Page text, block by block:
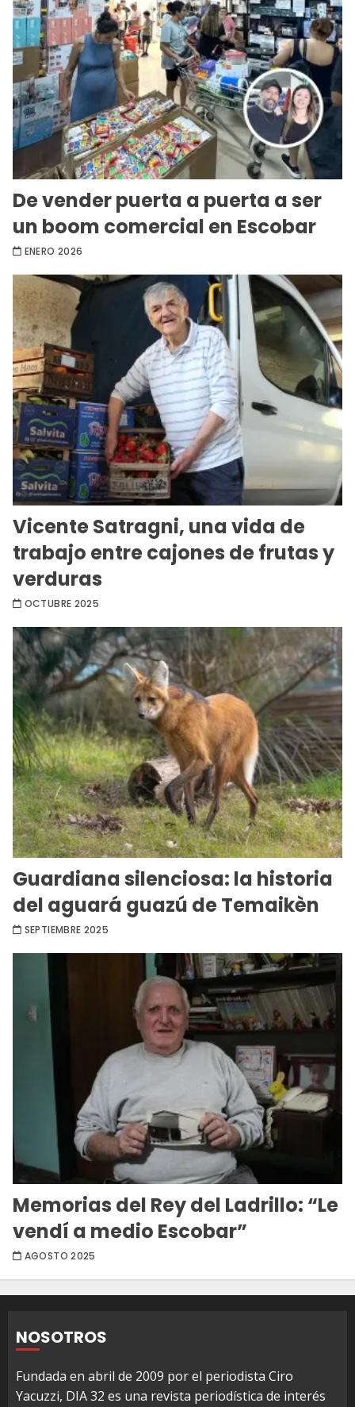
De vender puerta a puerta a ser
un boom comercial en Escobar
ENERO 2026
Vicente Satragni, una vida de
trabajo entre cajones de frutas y
verduras
OCTUBRE 2025
Guardiana silenciosa: la historia
del aguará guazú de Temaikèn
SEPTIEMBRE 2025
Memorias del Rey del Ladrillo: “Le
vendí a medio Escobar”
AGOSTO 2025
NOSOTROS
Fundada en abril de 2009 por el periodista Ciro
Yacuzzi, DIA 32 es una revista periodística de interés